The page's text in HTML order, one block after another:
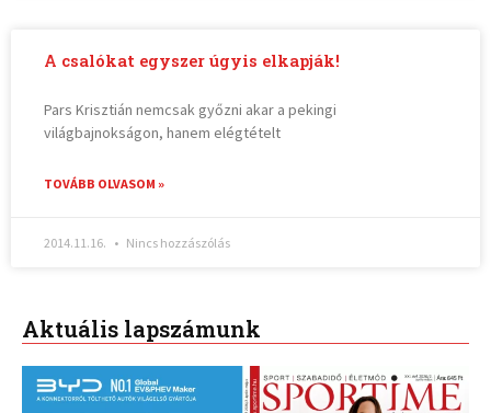
A csalókat egyszer úgyis elkapják!
Pars Krisztián nemcsak győzni akar a pekingi
világbajnokságon, hanem elégtételt
TOVÁBB OLVASOM »
2014.11.16. Nincs hozzászólás
Aktuális lapszámunk